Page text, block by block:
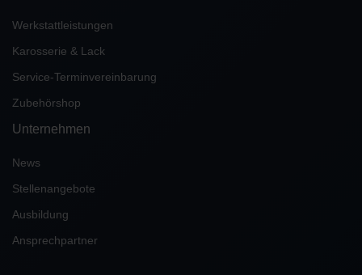
Werkstattleistungen
Karosserie & Lack
Service-Terminvereinbarung
Zubehörshop
Unternehmen
News
Stellenangebote
Ausbildung
Ansprechpartner